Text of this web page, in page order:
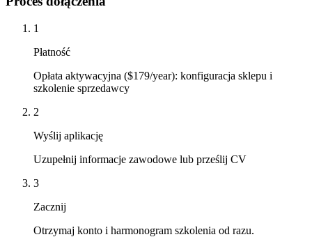
1
Płatność
Opłata aktywacyjna ($179/year): konfiguracja sklepu i
szkolenie sprzedawcy
2
Wyślij aplikację
Uzupełnij informacje zawodowe lub prześlij CV
3
Zacznij
Otrzymaj konto i harmonogram szkolenia od razu.